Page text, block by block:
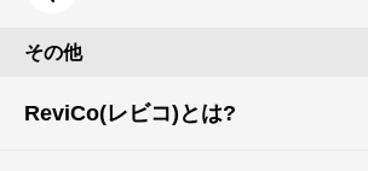
その他
ReviCo(レビコ)とは?